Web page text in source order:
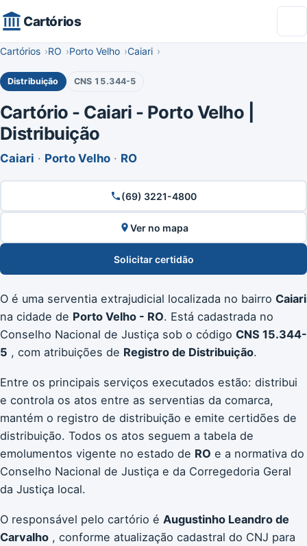
Cartórios
Cartórios RO Porto Velho Caiari
Distribuição CNS 15.344-5
Cartório - Caiari - Porto Velho |
Distribuição
Caiari · Porto Velho · RO
(69) 3221-4800
Ver no mapa
Solicitar certidão
O é uma serventia extrajudicial localizada no bairro Caiari
na cidade de Porto Velho - RO. Está cadastrada no
Conselho Nacional de Justiça sob o código CNS 15.344-
5 , com atribuições de Registro de Distribuição.
Entre os principais serviços executados estão: distribui
e controla os atos entre as serventias da comarca,
mantém o registro de distribuição e emite certidões de
distribuição. Todos os atos seguem a tabela de
emolumentos vigente no estado de RO e a normativa do
Conselho Nacional de Justiça e da Corregedoria Geral
da Justiça local.
O responsável pelo cartório é Augustinho Leandro de
Carvalho , conforme atualização cadastral do CNJ para